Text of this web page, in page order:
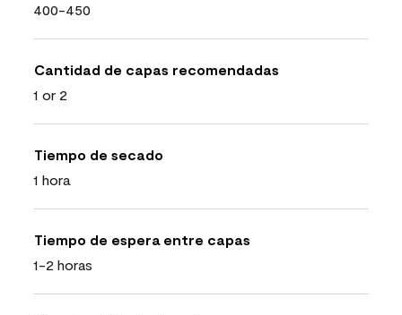
400-450
Cantidad de capas recomendadas
1 or 2
Tiempo de secado
1 hora
Tiempo de espera entre capas
1-2 horas